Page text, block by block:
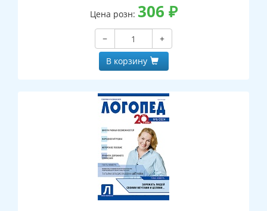
Цена розн: 306 ₽
−
+
В корзину